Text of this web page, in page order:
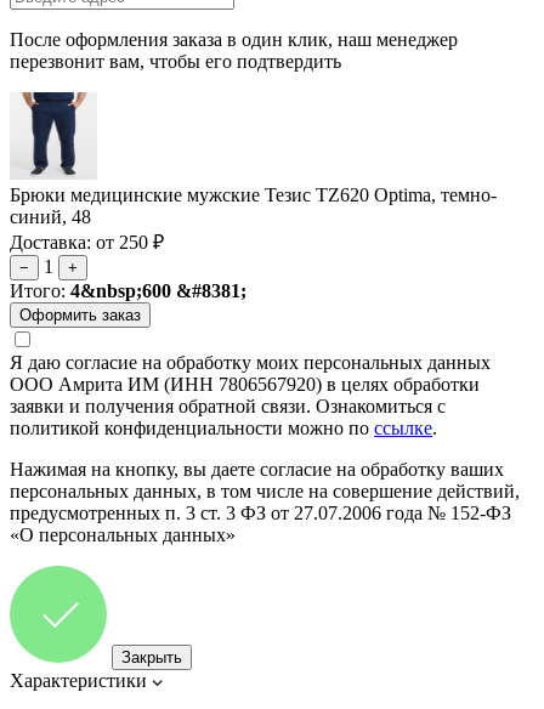
После оформления заказа в один клик, наш менеджер
перезвонит вам, чтобы его подтвердить
Брюки медицинские мужские Тезис TZ620 Оptima, темно-
синий, 48
Доставка: от 250 ₽
− 1 +
Итого: 4&nbsp;600 &#8381;
Я даю согласие на обработку моих персональных данных
ООО Амрита ИМ (ИНН 7806567920) в целях обработки
заявки и получения обратной связи. Ознакомиться с
политикой конфиденциальности можно по ссылке.
Нажимая на кнопку, вы даете согласие на обработку ваших
персональных данных, в том числе на совершение действий,
предусмотренных п. 3 ст. 3 ФЗ от 27.07.2006 года № 152-ФЗ
«О персональных данных»
Закрыть
Характеристики